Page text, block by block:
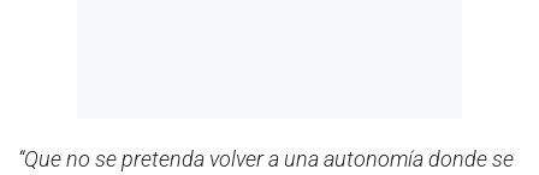
“Que no se pretenda volver a una autonomía donde se